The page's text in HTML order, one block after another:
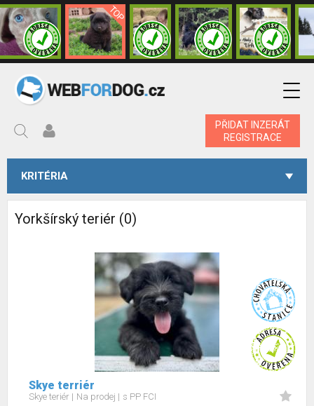
PŘIDAT INZERÁT
REGISTRACE
KRITÉRIA
Yorkšírský teriér (0)
Skye terriér
Skye teriér Na prodej s PP FCI